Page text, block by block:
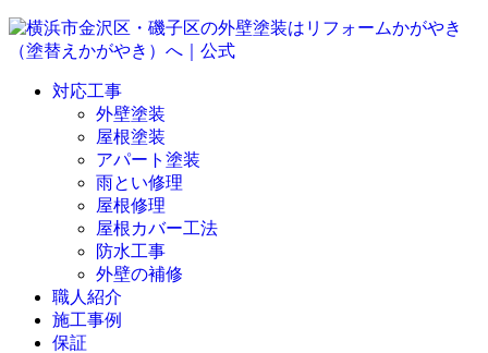
対応工事
外壁塗装
屋根塗装
アパート塗装
雨とい修理
屋根修理
屋根カバー工法
防水工事
外壁の補修
職人紹介
施工事例
保証